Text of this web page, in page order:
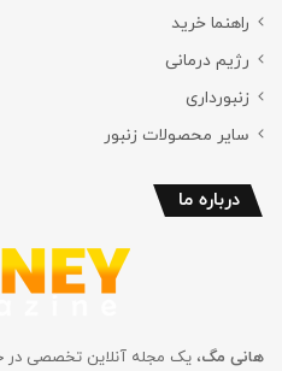
راهنما خرید
رژیم درمانی
زنبورداری
سایر محصولات زنبور
درباره ما
هانی مگ، یک مجله آنلاین تخصصی